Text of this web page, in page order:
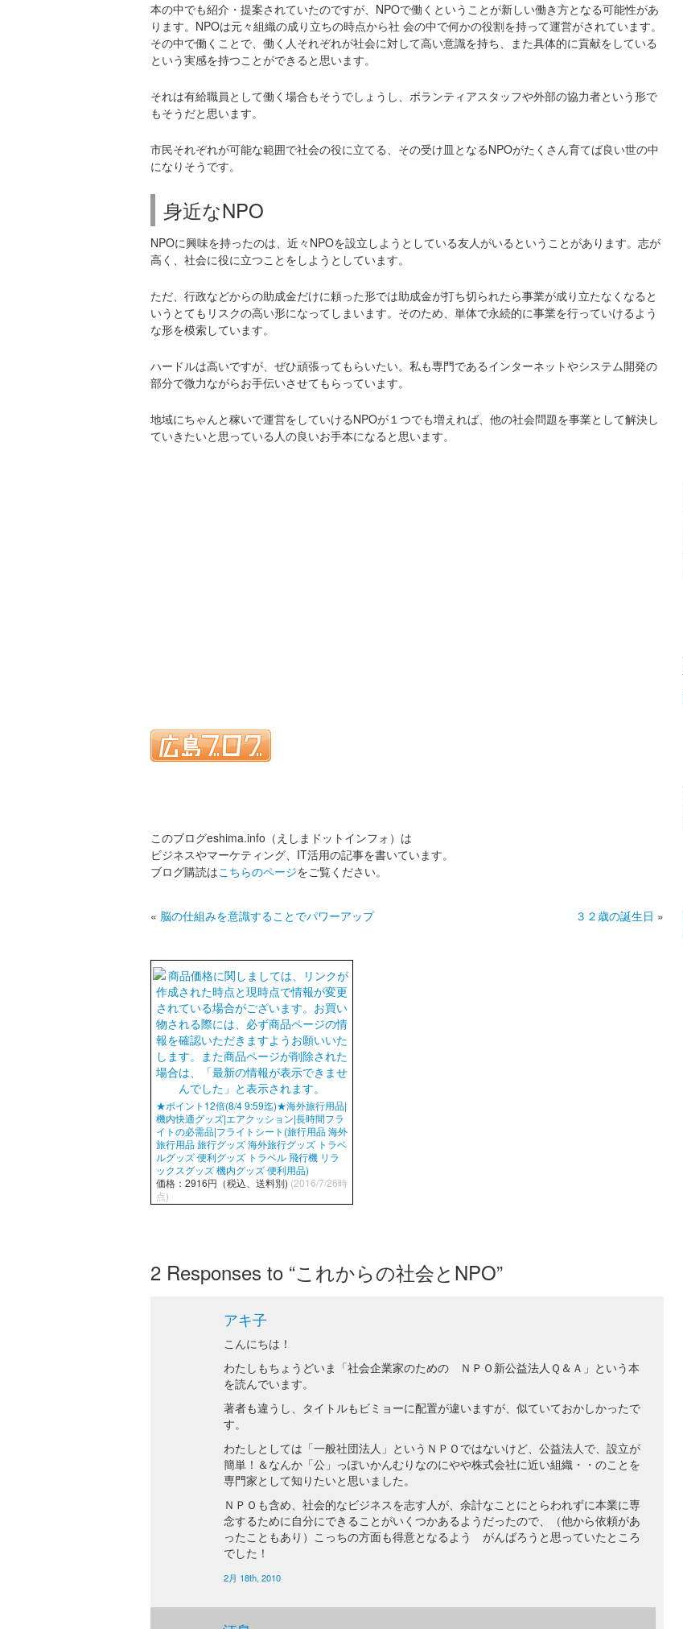
本の中でも紹介・提案されていたのですが、NPOで働くということが新しい働き方となる可能性があ
ります。NPOは元々組織の成り立ちの時点から社 会の中で何かの役割を持って運営がされています。
その中で働くことで、働く人それぞれが社会に対して高い意識を持ち、また具体的に貢献をしている
という実感を持つことができると思います。
それは有給職員として働く場合もそうでしょうし、ボランティアスタッフや外部の協力者という形で
もそうだと思います。
市民それぞれが可能な範囲で社会の役に立てる、その受け皿となるNPOがたくさん育てば良い世の中
になりそうです。
身近なNPO
NPOに興味を持ったのは、近々NPOを設立しようとしている友人がいるということがあります。志が
高く、社会に役に立つことをしようとしています。
ただ、行政などからの助成金だけに頼った形では助成金が打ち切られたら事業が成り立たなくなると
いうとてもリスクの高い形になってしまいます。そのため、単体で永続的に事業を行っていけるよう
な形を模索しています。
ハードルは高いですが、ぜひ頑張ってもらいたい。私も専門であるインターネットやシステム開発の
部分で微力ながらお手伝いさせてもらっています。
地域にちゃんと稼いで運営をしていけるNPOが１つでも増えれば、他の社会問題を事業として解決し
ていきたいと思っている人の良いお手本になると思います。
このブログeshima.info（えしまドットインフォ）は
ビジネスやマーケティング、IT活用の記事を書いています。
ブログ購読はこちらのページをご覧ください。
« 脳の仕組みを意識することでパワーアップ ３２歳の誕生日 »
★ポイント12倍(8/4 9:59迄)★海外旅行用品|
機内快適グッズ|エアクッション|長時間フラ
イトの必需品|フライトシート(旅行用品 海外
旅行用品 旅行グッズ 海外旅行グッズ トラベ
ルグッズ 便利グッズ トラベル 飛行機 リラ
ックスグッズ 機内グッズ 便利用品)
価格：2916円（税込、送料別) (2016/7/26時
点)
2 Responses to “これからの社会とNPO”
アキ子
こんにちは！
わたしもちょうどいま「社会企業家のための ＮＰＯ新公益法人Ｑ＆Ａ」という本
を読んでいます。
著者も違うし、タイトルもビミョーに配置が違いますが、似ていておかしかったで
す。
わたしとしては「一般社団法人」というＮＰＯではないけど、公益法人で、設立が
簡単！＆なんか「公」っぽいかんむりなのにやや株式会社に近い組織・・のことを
専門家として知りたいと思いました。
ＮＰＯも含め、社会的なビジネスを志す人が、余計なことにとらわれずに本業に専
念するために自分にできることがいくつかあるようだったので、（他から依頼があ
ったこともあり）こっちの方面も得意となるよう がんばろうと思っていたところ
でした！
2月 18th, 2010